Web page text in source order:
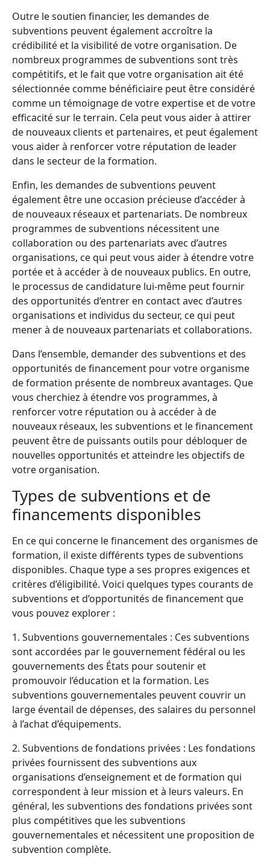
Outre le soutien financier, les demandes de
subventions peuvent également accroître la
crédibilité et la visibilité de votre organisation. De
nombreux programmes de subventions sont très
compétitifs, et le fait que votre organisation ait été
sélectionnée comme bénéficiaire peut être considéré
comme un témoignage de votre expertise et de votre
efficacité sur le terrain. Cela peut vous aider à attirer
de nouveaux clients et partenaires, et peut également
vous aider à renforcer votre réputation de leader
dans le secteur de la formation.
Enfin, les demandes de subventions peuvent
également être une occasion précieuse d’accéder à
de nouveaux réseaux et partenariats. De nombreux
programmes de subventions nécessitent une
collaboration ou des partenariats avec d’autres
organisations, ce qui peut vous aider à étendre votre
portée et à accéder à de nouveaux publics. En outre,
le processus de candidature lui-même peut fournir
des opportunités d’entrer en contact avec d’autres
organisations et individus du secteur, ce qui peut
mener à de nouveaux partenariats et collaborations.
Dans l’ensemble, demander des subventions et des
opportunités de financement pour votre organisme
de formation présente de nombreux avantages. Que
vous cherchiez à étendre vos programmes, à
renforcer votre réputation ou à accéder à de
nouveaux réseaux, les subventions et le financement
peuvent être de puissants outils pour débloquer de
nouvelles opportunités et atteindre les objectifs de
votre organisation.
Types de subventions et de
financements disponibles
En ce qui concerne le financement des organismes de
formation, il existe différents types de subventions
disponibles. Chaque type a ses propres exigences et
critères d’éligibilité. Voici quelques types courants de
subventions et d’opportunités de financement que
vous pouvez explorer :
1. Subventions gouvernementales : Ces subventions
sont accordées par le gouvernement fédéral ou les
gouvernements des États pour soutenir et
promouvoir l’éducation et la formation. Les
subventions gouvernementales peuvent couvrir un
large éventail de dépenses, des salaires du personnel
à l’achat d’équipements.
2. Subventions de fondations privées : Les fondations
privées fournissent des subventions aux
organisations d’enseignement et de formation qui
correspondent à leur mission et à leurs valeurs. En
général, les subventions des fondations privées sont
plus compétitives que les subventions
gouvernementales et nécessitent une proposition de
subvention complète.